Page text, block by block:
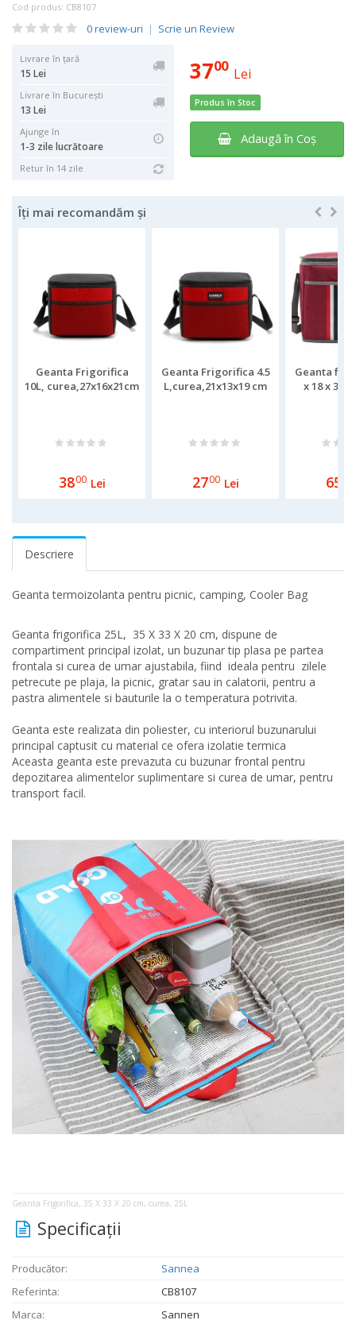
Cod produs: CB8107
0 review-uri | Scrie un Review
Livrare în țară
15 Lei
Livrare în București
13 Lei
Ajunge în
1-3 zile lucrătoare
Retur în 14 zile
3700 Lei
Produs în Stoc
Adaugă în Coş
Îți mai recomandăm și
Geanta Frigorifica
10L, curea,27x16x21cm
3800 Lei
Geanta Frigorifica 4.5
L,curea,21x13x19 cm
2700 Lei
Geanta
x 18 x 31
65
Descriere
Geanta termoizolanta pentru picnic, camping, Cooler Bag
Geanta frigorifica 25L, 35 X 33 X 20 cm, dispune de
compartiment principal izolat, un buzunar tip plasa pe partea
frontala si curea de umar ajustabila, fiind ideala pentru zilele
petrecute pe plaja, la picnic, gratar sau in calatorii, pentru a
pastra alimentele si bauturile la o temperatura potrivita.
Geanta este realizata din poliester, cu interiorul buzunarului
principal captusit cu material ce ofera izolatie termica
Aceasta geanta este prevazuta cu buzunar frontal pentru
depozitarea alimentelor suplimentare si curea de umar, pentru
transport facil.
Geanta Frigorifica, 35 X 33 X 20 cm, curea, 25L
Specificaţii
Producător:
Sannea
Referinta:
CB8107
Marca:
Sannen